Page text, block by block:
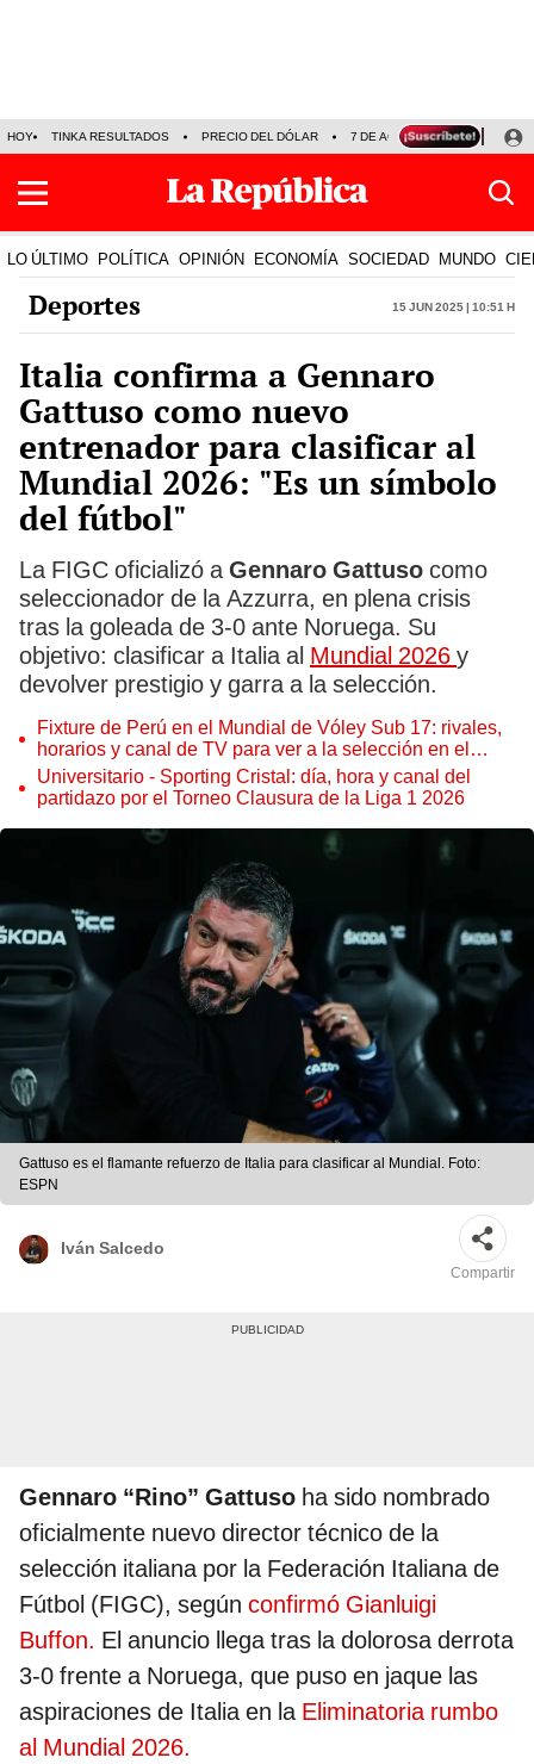
HOY TINKA RESULTADOS PRECIO DEL DÓLAR 7 DE AGOSTO OLLANTA
LO ÚLTIMO POLÍTICA OPINIÓN ECONOMÍA SOCIEDAD MUNDO
Deportes 15 Jun 2025 | 10:51 h
Italia confirma a Gennaro
Gattuso como nuevo
entrenador para clasificar al
Mundial 2026: "Es un símbolo
del fútbol"
La FIGC oficializó a Gennaro Gattuso como
seleccionador de la Azzurra, en plena crisis
tras la goleada de 3‑0 ante Noruega. Su
objetivo: clasificar a Italia al Mundial 2026 y
devolver prestigio y garra a la selección.
Fixture de Perú en el Mundial de Vóley Sub 17: rivales,
horarios y canal de TV para ver a la selección en el
torneo
Universitario - Sporting Cristal: día, hora y canal del
partidazo por el Torneo Clausura de la Liga 1 2026
Gattuso es el flamante refuerzo de Italia para clasificar al Mundial. Foto:
ESPN
Iván Salcedo
Compartir
Gennaro “Rino” Gattuso ha sido nombrado
oficialmente nuevo director técnico de la
selección italiana por la Federación Italiana de
Fútbol (FIGC), según confirmó Gianluigi
Buffon. El anuncio llega tras la dolorosa derrota
3‑0 frente a Noruega, que puso en jaque las
aspiraciones de Italia en laEliminatoria rumbo
al Mundial 2026.